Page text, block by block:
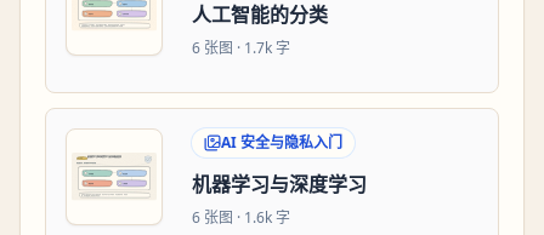
人工智能的分类
6 张图 · 1.7k 字
AI 安全与隐私入门
机器学习与深度学习
6 张图 · 1.6k 字